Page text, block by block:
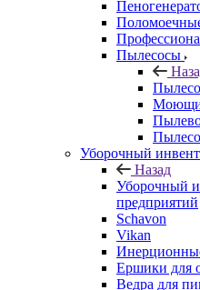
Пылесосы
Уборочный
Назад
Уборочный
предприятий
Schavon
Vikan
Ершики для
Ведра для